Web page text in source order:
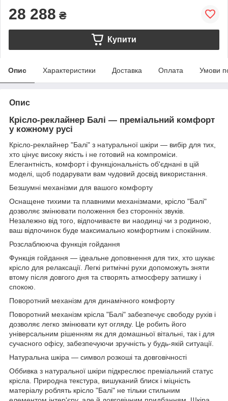
28 288 ₴
Купити
Опис Характеристики Доставка Оплата Умови
Опис
Крісло-реклайнер Балі — преміальний комфорт
у кожному русі
Крісло-реклайнер "Балі" з натуральної шкіри — вибір для тих,
хто цінує високу якість і не готовий на компроміси.
Елегантність, комфорт і функціональність об'єднані в цій
моделі, щоб подарувати вам чудовий досвід використання.
Безшумні механізми для вашого комфорту
Оснащене тихими та плавними механізмами, крісло "Балі"
дозволяє змінювати положення без сторонніх звуків.
Незалежно від того, відпочиваєте ви наодинці чи з родиною,
ваш відпочинок буде максимально комфортним і спокійним.
Розслаблююча функція гойдання
Функція гойдання — ідеальне доповнення для тих, хто шукає
крісло для релаксації. Легкі ритмічні рухи допоможуть зняти
втому після довгого дня та створять атмосферу затишку і
спокою.
Поворотний механізм для динамічного комфорту
Поворотний механізм крісла "Балі" забезпечує свободу рухів і
дозволяє легко змінювати кут огляду. Це робить його
універсальним рішенням як для домашньої вітальні, так і для
сучасного офісу, забезпечуючи зручність у будь-якій ситуації.
Натуральна шкіра — символ розкоші та довговічності
Оббивка з натуральної шкіри підкреслює преміальний статус
крісла. Природна текстура, вишуканий блиск і міцність
матеріалу роблять крісло "Балі" не тільки стильним